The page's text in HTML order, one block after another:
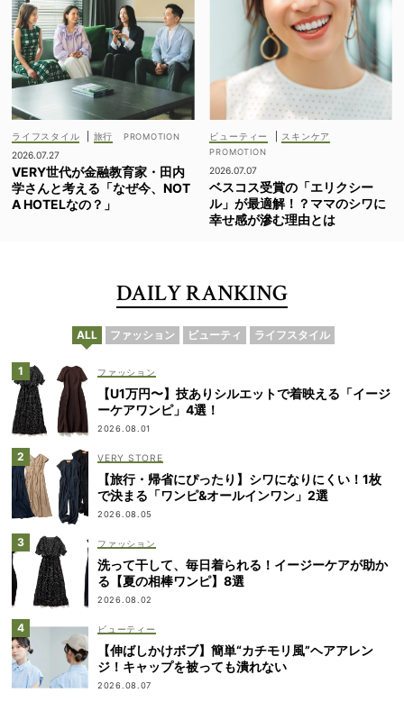
ライフスタイル
旅行
2026.07.27
VERY世代が金融教育家・田内
学さんと考える「なぜ今、NOT
A HOTELなの？」
ビューティー スキンケア
2026.07.07
ベスコス受賞の「エリクシー
ル」が最適解！？ママのシワに
幸せ感が滲む理由とは
DAILY RANKING
ALL ファッション ビューティ ライフスタイル
ファッション
【U1万円〜】技ありシルエットで着映える「イージ
ーケアワンピ」4選！
2026.08.01
VERY STORE
【旅行・帰省にぴったり】シワになりにくい！1枚
で決まる「ワンピ&オールインワン」2選
2026.08.05
ファッション
洗って干して、毎日着られる！イージーケアが助か
る【夏の相棒ワンピ】8選
2026.08.02
ビューティー
【伸ばしかけボブ】簡単“カチモリ風”ヘアアレン
ジ！キャップを被っても潰れない
2026.08.07